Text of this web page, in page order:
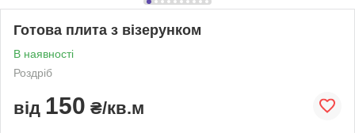
Готова плита з візерунком
В наявності
Роздріб
від 150 ₴/кв.м